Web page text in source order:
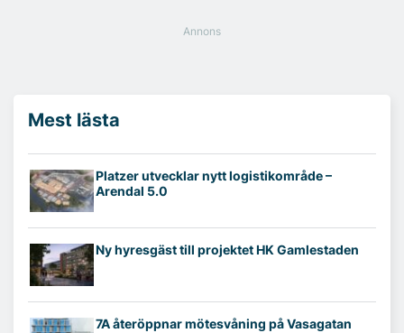
Mest lästa
Platzer utvecklar nytt logistikområde –
Arendal 5.0
Ny hyresgäst till projektet HK Gamlestaden
7A återöppnar mötesvåning på Vasagatan